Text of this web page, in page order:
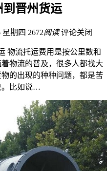
到晋州货运
星期四 2672阅读 评论关闭
物流托运费用是按公里数和
物流的普及，很多人都找大
的出现的种种问题，都是苦
。比如说…